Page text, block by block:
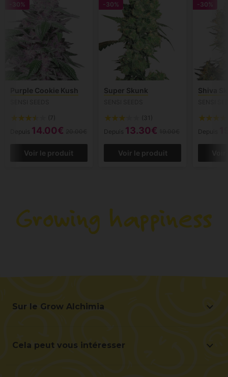
-30%
Purple Cookie Kush
(7)
Depuis 14.00€
Voir le produit
-30%
Super Skunk
(31)
Depuis 13.30€
Voir le produit
-30%
Shiva
Depuis
Sur le Grow Alchimia
Situation et contact
Cela peut vous intéresser